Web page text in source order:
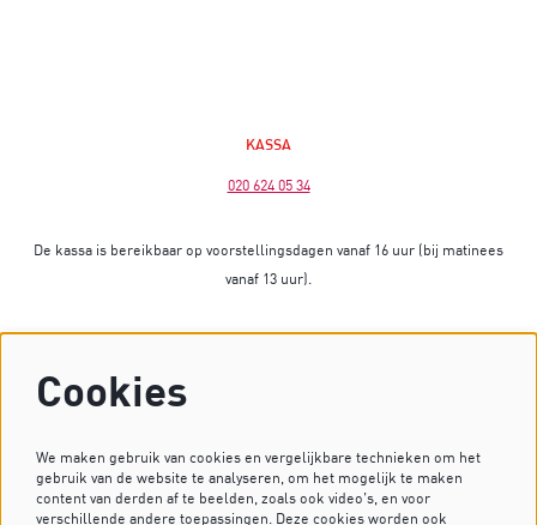
KASSA
020 624 05 34
De kassa is bereikbaar op voorstellingsdagen vanaf 16 uur (bij matinees
vanaf 13 uur).
Heb je vragen? Stuur dan een mailtje naar
Cookies
We maken gebruik van cookies en vergelijkbare technieken om het
gebruik van de website te analyseren, om het mogelijk te maken
content van derden af te beelden, zoals ook video’s, en voor
verschillende andere toepassingen. Deze cookies worden ook